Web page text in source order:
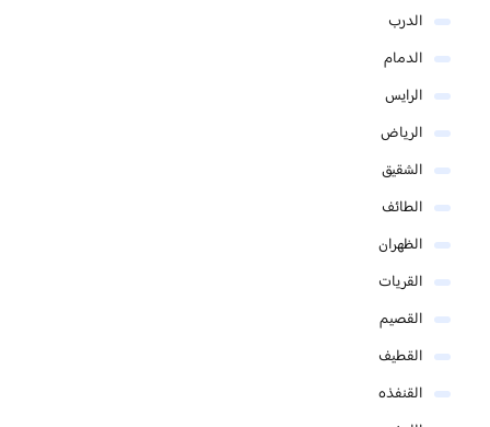
الدرب
الدمام
الرايس
الرياض
الشقيق
الطائف
الظهران
القريات
القصيم
القطيف
القنفذه